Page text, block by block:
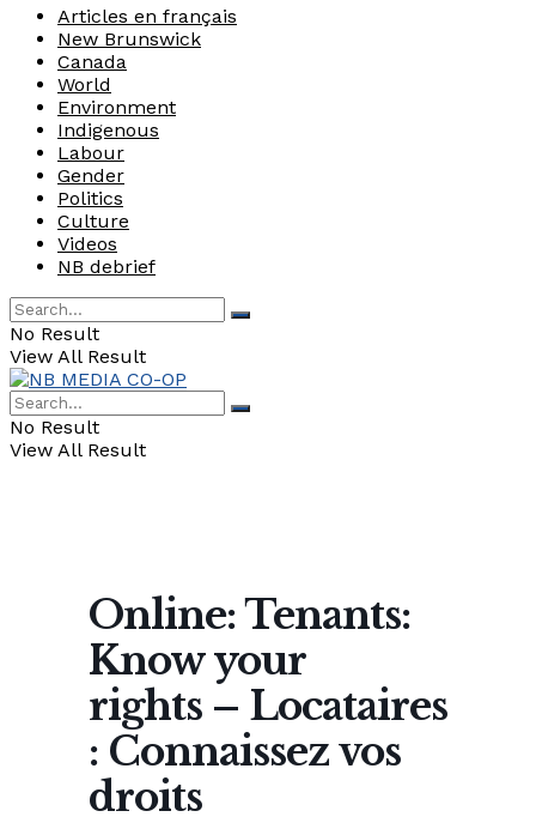
Articles en français
New Brunswick
Canada
World
Environment
Indigenous
Labour
Gender
Politics
Culture
Videos
NB debrief
No Result
View All Result
No Result
View All Result
Online: Tenants:
Know your
rights – Locataires
: Connaissez vos
droits